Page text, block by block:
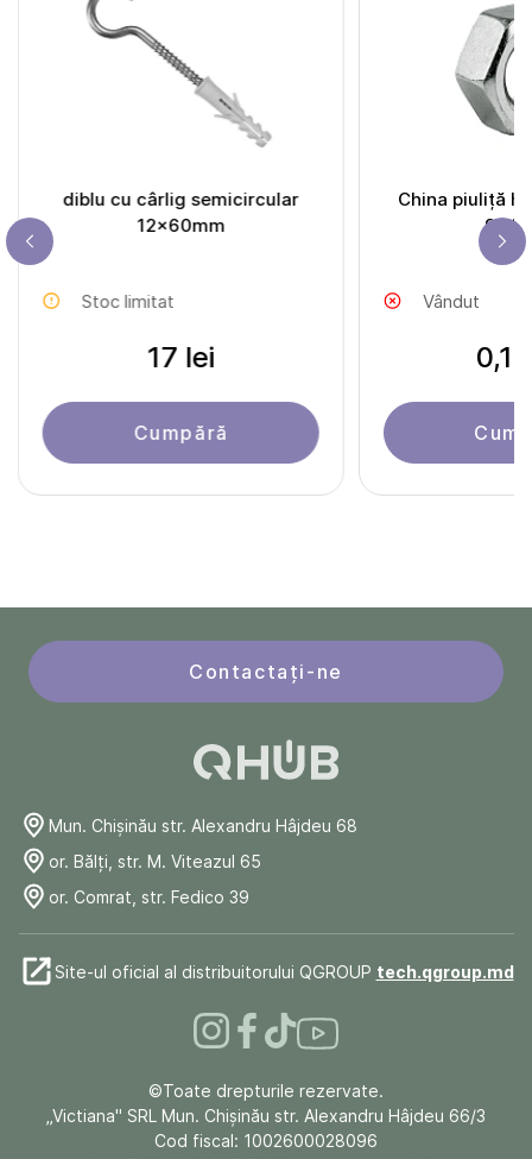
diblu cu cârlig semicircular
12x60mm
Stoc limitat
17 lei
Cumpără
China piuliță
934
Vândut
Contactați-ne
Mun. Chişinău str. Alexandru Hâjdeu 68
or. Bălți, str. M. Viteazul 65
or. Comrat, str. Fedico 39
Site-ul oficial al distribuitorului QGROUP tech.qgroup.md
©Toate drepturile rezervate.
„Victiana" SRL Mun. Chişinău str. Alexandru Hâjdeu 66/3
Cod fiscal: 1002600028096